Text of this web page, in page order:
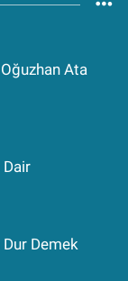
Ata
Dair
Demek